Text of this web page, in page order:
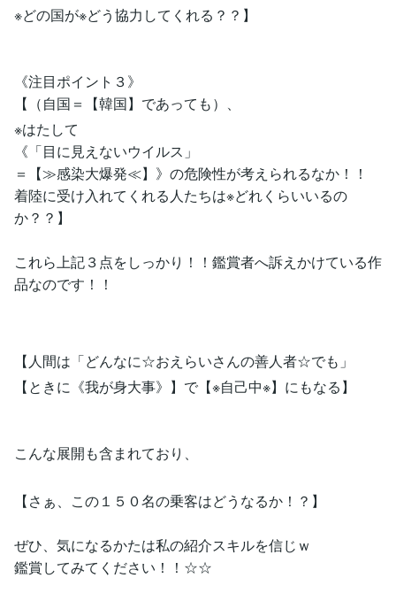
※どの国が※どう協力してくれる？？】
《注目ポイント３》
【（自国＝【韓国】であっても）、
※はたして
《「目に見えないウイルス」
＝【≫感染大爆発≪】》の危険性が考えられるなか！！
着陸に受け入れてくれる人たちは※どれくらいいるの
か？？】
これら上記３点をしっかり！！鑑賞者へ訴えかけている作
品なのです！！
【人間は「どんなに☆おえらいさんの善人者☆でも」
【ときに《我が身大事》】で【※自己中※】にもなる】
こんな展開も含まれており、
【さぁ、この１５０名の乗客はどうなるか！？】
ぜひ、気になるかたは私の紹介スキルを信じｗ
鑑賞してみてください！！☆☆